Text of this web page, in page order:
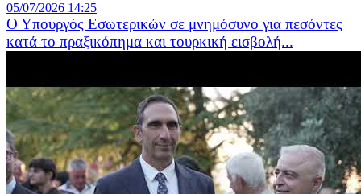
05/07/2026 14:25
Ο Υπουργός Εσωτερικών σε μνημόσυνο για πεσόντες
κατά το πραξικόπημα και τουρκική εισβολή...